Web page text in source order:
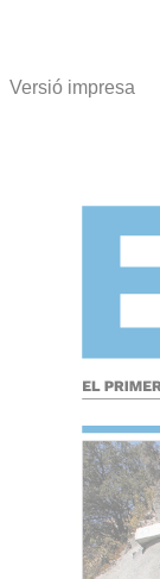
Versió impresa